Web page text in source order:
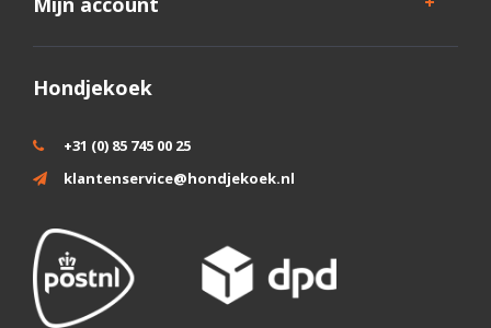
Hondjekoek
+31 (0) 85 745 00 25
klantenservice@hondjekoek.nl